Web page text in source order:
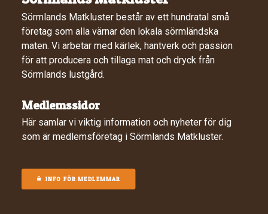
Sörmlands Matkluster består av ett hundratal små
företag som alla värnar den lokala sörmländska
maten. Vi arbetar med kärlek, hantverk och passion
för att producera och tillaga mat och dryck från
Sörmlands lustgård.
Medlemssidor
Här samlar vi viktig information och nyheter för dig
som är medlemsföretag i Sörmlands Matkluster.
INFO FÖR MEDLEMMAR